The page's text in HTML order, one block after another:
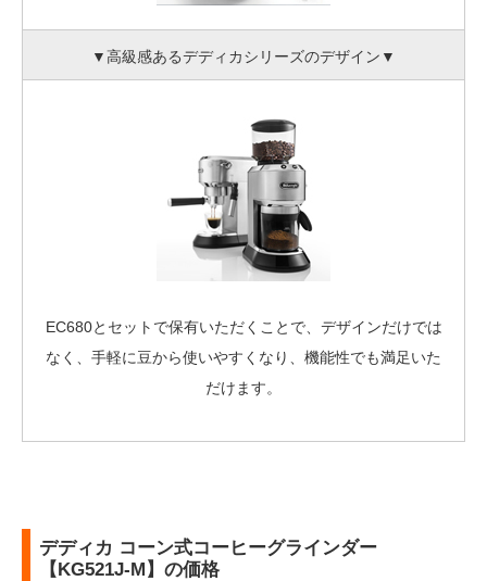
▼高級感あるデディカシリーズのデザイン▼
EC680とセットで保有いただくことで、デザインだけでは
なく、手軽に豆から使いやすくなり、機能性でも満足いた
だけます。
デディカ コーン式コーヒーグラインダー
【KG521J-M】の価格